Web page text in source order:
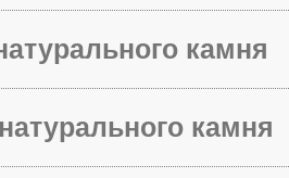
камня
камня